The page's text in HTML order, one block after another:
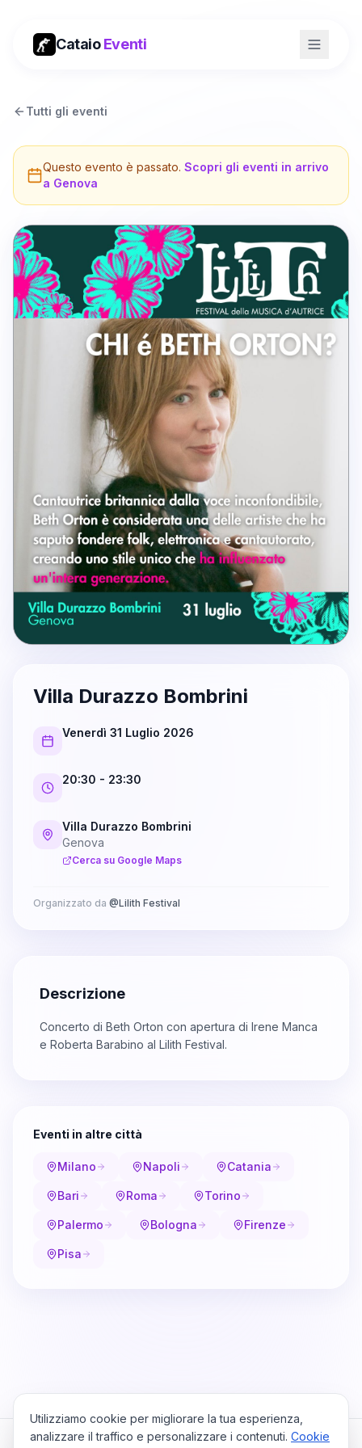
CataioEventi
Tutti gli eventi
Questo evento è passato. Scopri gli eventi in arrivo
a Genova
Villa Durazzo Bombrini
Venerdì 31 Luglio 2026
20:30 - 23:30
Villa Durazzo Bombrini
Genova
Cerca su Google Maps
Organizzato da @Lilith Festival
Descrizione
Concerto di Beth Orton con apertura di Irene Manca
e Roberta Barabino al Lilith Festival.
Eventi in altre città
Milano Napoli Catania
Bari Roma Torino
Palermo Bologna Firenze
Pisa
Utilizziamo cookie per migliorare la tua esperienza,
analizzare il traffico e personalizzare i contenuti. Cookie